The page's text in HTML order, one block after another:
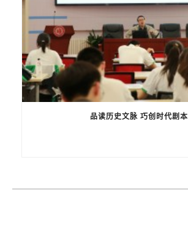
品读历史文脉 巧创时代剧本